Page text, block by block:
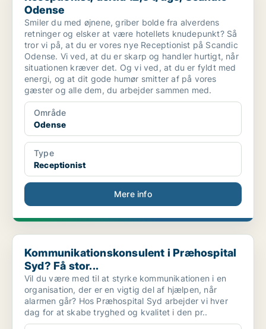
Odense
Smiler du med øjnene, griber bolde fra alverdens
retninger og elsker at være hotellets knudepunkt? Så
tror vi på, at du er vores nye Receptionist på Scandic
Odense. Vi ved, at du er skarp og handler hurtigt, når
situationen kræver det. Og vi ved, at du er fyldt med
energi, og at dit gode humør smitter af på vores
gæster og alle dem, du arbejder sammen med.
Område
Odense
Type
Receptionist
Mere info
Kommunikationskonsulent i Præhospital Syd? Få stor...
Kommunikationskonsulent i Præhospital
Syd? Få stor...
Vil du være med til at styrke kommunikationen i en
organisation, der er en vigtig del af hjælpen, når
alarmen går? Hos Præhospital Syd arbejder vi hver
dag for at skabe tryghed og kvalitet i den pr..